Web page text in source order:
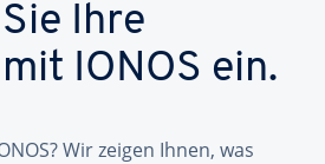
Ihre
IONOS ein.
Wir zeigen Ihnen, was